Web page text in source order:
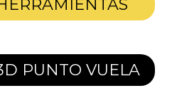
PUNTO VUELA